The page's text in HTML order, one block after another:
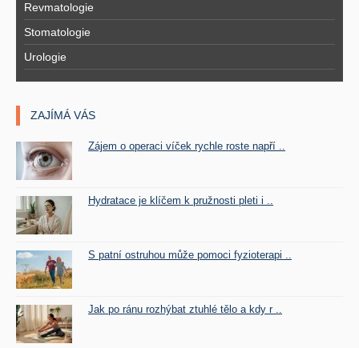
Revmatologie
Stomatologie
Urologie
ZAJÍMÁ VÁS
Zájem o operaci víček rychle roste napří ..
Hydratace je klíčem k pružnosti pleti i ..
S patní ostruhou může pomoci fyzioterapi ..
Jak po ránu rozhýbat ztuhlé tělo a kdy r ..